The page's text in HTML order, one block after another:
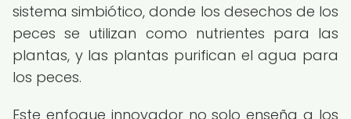
sistema simbiótico, donde los desechos de los
peces se utilizan como nutrientes para las
plantas, y las plantas purifican el agua para
los peces.
Este enfoque innovador no solo enseña a los